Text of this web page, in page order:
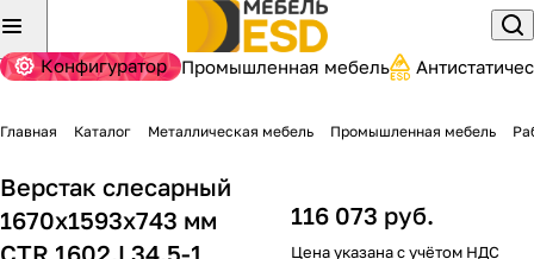
Конфигуратор Промышленная мебель
Главная Каталог Металлическая мебель Промышленная мебель
Верстак слесарный
1670x1593x743 мм
CTR 1602.L34.5-1
116 073 руб.
Цена указана с учётом НДС